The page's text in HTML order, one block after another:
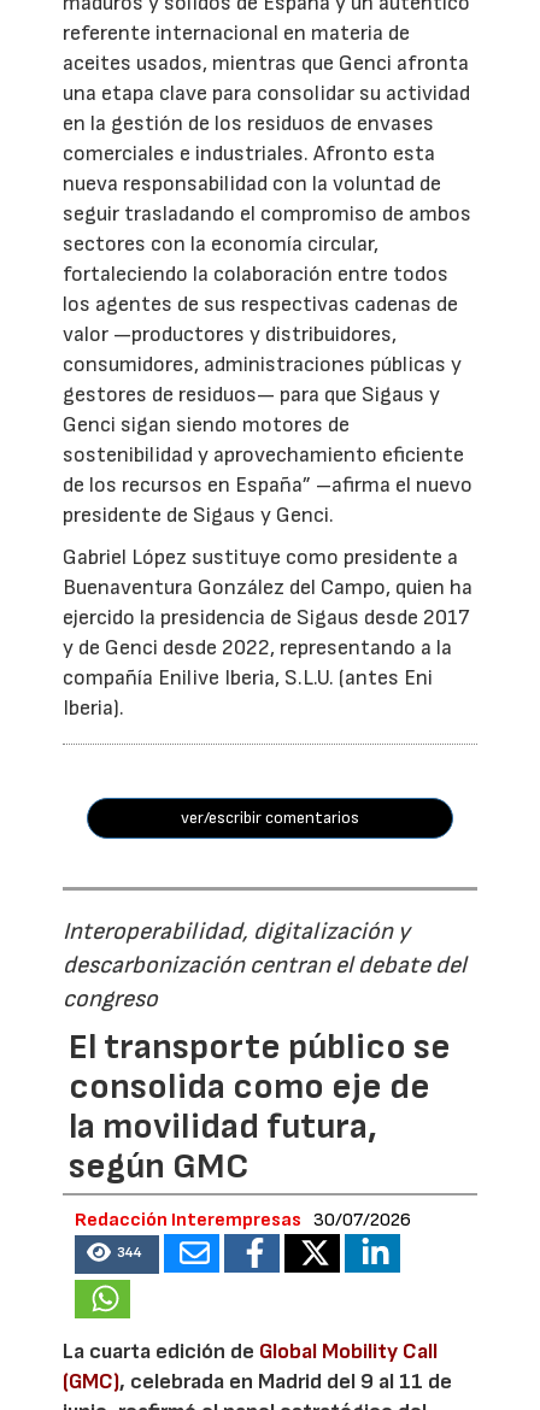
referente internacional en materia de
aceites usados, mientras que Genci afronta
una etapa clave para consolidar su actividad
en la gestión de los residuos de envases
comerciales e industriales. Afronto esta
nueva responsabilidad con la voluntad de
seguir trasladando el compromiso de ambos
sectores con la economía circular,
fortaleciendo la colaboración entre todos
los agentes de sus respectivas cadenas de
valor —productores y distribuidores,
consumidores, administraciones públicas y
gestores de residuos— para que Sigaus y
Genci sigan siendo motores de
sostenibilidad y aprovechamiento eficiente
de los recursos en España” –afirma el nuevo
presidente de Sigaus y Genci.
Gabriel López sustituye como presidente a
Buenaventura González del Campo, quien ha
ejercido la presidencia de Sigaus desde 2017
y de Genci desde 2022, representando a la
compañía Enilive Iberia, S.L.U. (antes Eni
Iberia).
ver/escribir comentarios
Interoperabilidad, digitalización y
descarbonización centran el debate del
congreso
El transporte público se
consolida como eje de
la movilidad futura,
según GMC
Redacción Interempresas 30/07/2026
344
La cuarta edición de Global Mobility Call
(GMC), celebrada en Madrid del 9 al 11 de